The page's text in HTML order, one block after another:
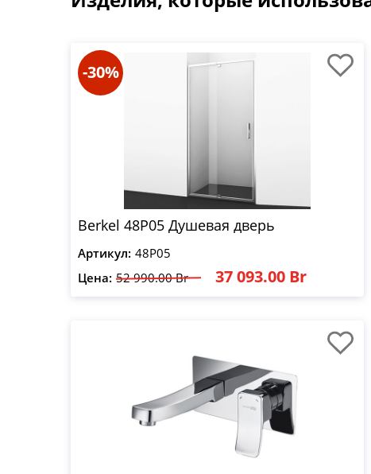
-30%
Berkel 48P05 Душевая дверь
Артикул: 48P05
Цена: 52 990.00 Br 37 093.00 Br